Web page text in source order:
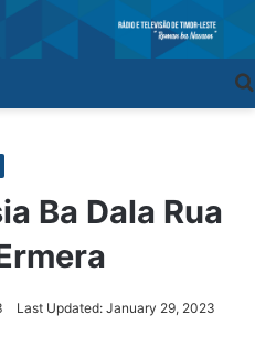
Ba Dala Rua
Last Updated: January 29, 2023